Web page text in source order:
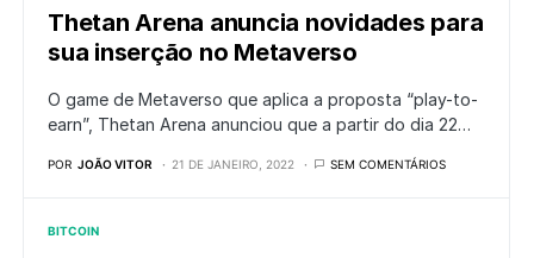
Thetan Arena anuncia novidades para
sua inserção no Metaverso
O game de Metaverso que aplica a proposta “play-to-
earn”, Thetan Arena anunciou que a partir do dia 22…
POR JOÃO VITOR 21 DE JANEIRO, 2022 SEM COMENTÁRIOS
BITCOIN